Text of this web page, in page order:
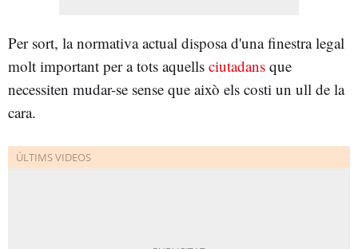
Per sort, la normativa actual disposa d'una finestra legal
molt important per a tots aquells ciutadans que
necessiten mudar-se sense que això els costi un ull de la
cara.